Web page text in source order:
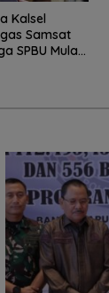
Kalsel
Samsat
SPBU Mulai